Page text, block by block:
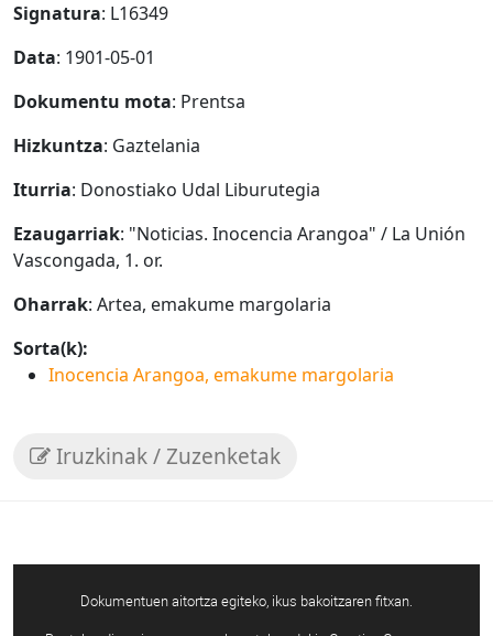
Signatura: L16349
Data: 1901-05-01
Dokumentu mota: Prentsa
Hizkuntza: Gaztelania
Iturria: Donostiako Udal Liburutegia
Ezaugarriak: "Noticias. Inocencia Arangoa" / La Unión
Vascongada, 1. or.
Oharrak: Artea, emakume margolaria
Sorta(k):
Inocencia Arangoa, emakume margolaria
Iruzkinak / Zuzenketak
Dokumentuen aitortza egiteko, ikus bakoitzaren fitxan.